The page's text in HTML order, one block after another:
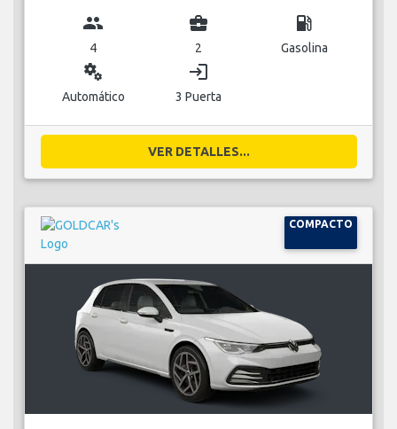
group
4
business_center
2
local_gas_station
Gasolina
miscellaneous_services
Automático
login
3 Puerta
VER DETALLES...
COMPACTO